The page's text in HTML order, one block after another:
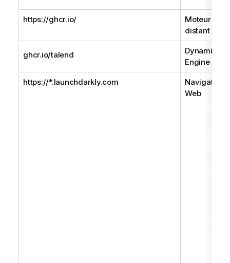
https://ghcr.io/
Moteur
distant
ghcr.io/talend
Dynamic
Engine
https://*.launchdarkly.com
Navigateur
Web